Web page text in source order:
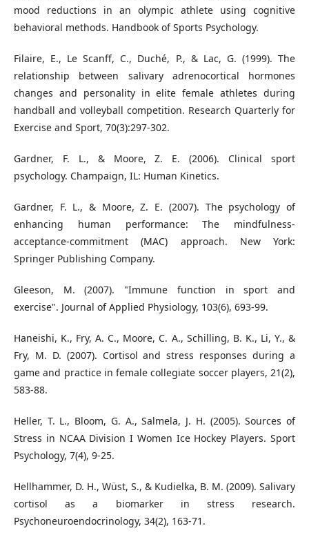
mood reductions in an olympic athlete using cognitive
behavioral methods. Handbook of Sports Psychology.
Filaire, E., Le Scanff, C., Duché, P., & Lac, G. (1999). The
relationship between salivary adrenocortical hormones
changes and personality in elite female athletes during
handball and volleyball competition. Research Quarterly for
Exercise and Sport, 70(3):297-302.
Gardner, F. L., & Moore, Z. E. (2006). Clinical sport
psychology. Champaign, IL: Human Kinetics.
Gardner, F. L., & Moore, Z. E. (2007). The psychology of
enhancing human performance: The mindfulness-
acceptance-commitment (MAC) approach. New York:
Springer Publishing Company.
Gleeson, M. (2007). "Immune function in sport and
exercise". Journal of Applied Physiology, 103(6), 693-99.
Haneishi, K., Fry, A. C., Moore, C. A., Schilling, B. K., Li, Y., &
Fry, M. D. (2007). Cortisol and stress responses during a
game and practice in female collegiate soccer players, 21(2),
583-88.
Heller, T. L., Bloom, G. A., Salmela, J. H. (2005). Sources of
Stress in NCAA Division I Women Ice Hockey Players. Sport
Psychology, 7(4), 9-25.
Hellhammer, D. H., Wüst, S., & Kudielka, B. M. (2009). Salivary
cortisol as a biomarker in stress research.
Psychoneuroendocrinology, 34(2), 163-71.